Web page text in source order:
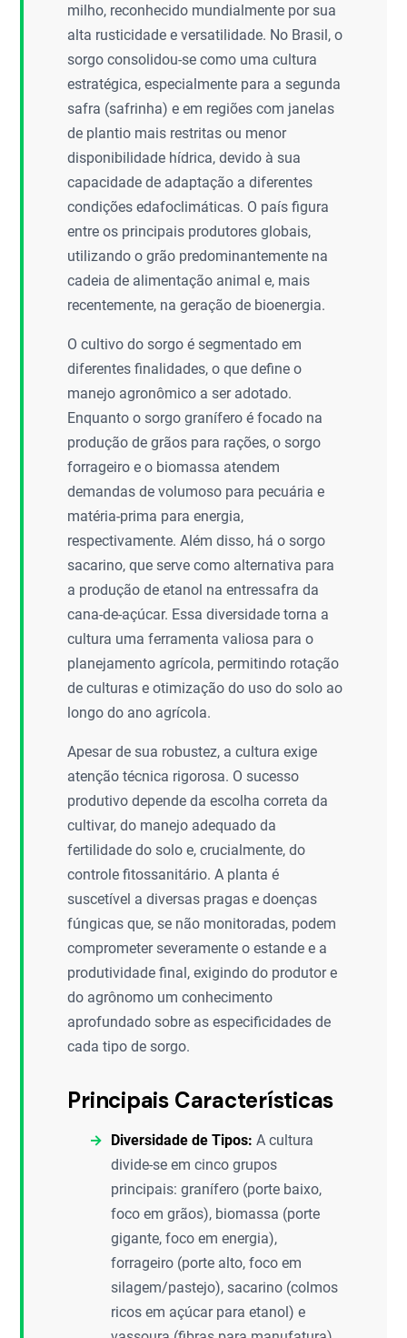
milho, reconhecido mundialmente por sua
alta rusticidade e versatilidade. No Brasil, o
sorgo consolidou-se como uma cultura
estratégica, especialmente para a segunda
safra (safrinha) e em regiões com janelas
de plantio mais restritas ou menor
disponibilidade hídrica, devido à sua
capacidade de adaptação a diferentes
condições edafoclimáticas. O país figura
entre os principais produtores globais,
utilizando o grão predominantemente na
cadeia de alimentação animal e, mais
recentemente, na geração de bioenergia.
O cultivo do sorgo é segmentado em
diferentes finalidades, o que define o
manejo agronômico a ser adotado.
Enquanto o sorgo granífero é focado na
produção de grãos para rações, o sorgo
forrageiro e o biomassa atendem
demandas de volumoso para pecuária e
matéria-prima para energia,
respectivamente. Além disso, há o sorgo
sacarino, que serve como alternativa para
a produção de etanol na entressafra da
cana-de-açúcar. Essa diversidade torna a
cultura uma ferramenta valiosa para o
planejamento agrícola, permitindo rotação
de culturas e otimização do uso do solo ao
longo do ano agrícola.
Apesar de sua robustez, a cultura exige
atenção técnica rigorosa. O sucesso
produtivo depende da escolha correta da
cultivar, do manejo adequado da
fertilidade do solo e, crucialmente, do
controle fitossanitário. A planta é
suscetível a diversas pragas e doenças
fúngicas que, se não monitoradas, podem
comprometer severamente o estande e a
produtividade final, exigindo do produtor e
do agrônomo um conhecimento
aprofundado sobre as especificidades de
cada tipo de sorgo.
Principais Características
Diversidade de Tipos: A cultura
divide-se em cinco grupos
principais: granífero (porte baixo,
foco em grãos), biomassa (porte
gigante, foco em energia),
forrageiro (porte alto, foco em
silagem/pastejo), sacarino (colmos
ricos em açúcar para etanol) e